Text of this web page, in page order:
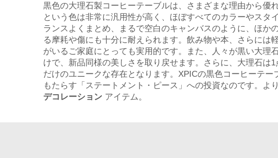
黒色の大理石製コーヒーテーブルは、さまざまな理由から
という色は非常に汎用性が高く、ほぼすべてのカラーやス
ランスよくまとめ、まるで空白のキャンバスのように、ほか
る摩耗や傷にも十分に耐えられます。飲み物や本、さらには
がいるご家庭にとっても実用的です。また、人々が黒い大
けで、新品同様の美しさを取り戻せます。さらに、大理石
だけのユニークな存在となります。XPICの黒色コーヒーテ
もたらす「ステートメント・ピース」への投資なのです。
デコレーション アイテム。